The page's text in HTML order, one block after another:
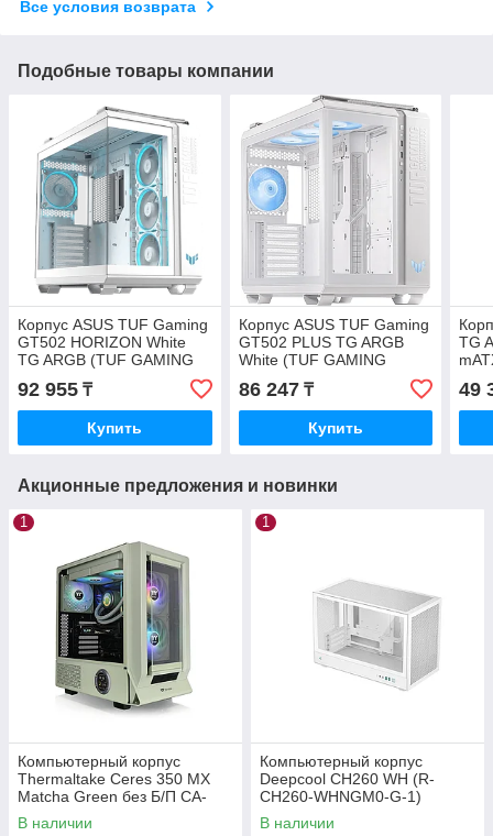
Все условия возврата
Подобные товары компании
Корпус ASUS TUF Gaming
GT502 HORIZON White
TG ARGB (TUF GAMING
GT502 HORIZON TG
ARGB WHITE)
92 955 ₸
Купить
Корпус ASUS TUF Gaming
GT502 PLUS TG ARGB
White (TUF GAMING
GT502 PLUS TG ARGB
WHITE)
86 247₸
Купить
TG
49
Акционные предложения и новинки
1
Компьютерный корпус
Thermaltake Ceres 350 MX
Matcha Green без Б/П CA-
1Z3-00MEWN-00
В наличии
1
Компьютерный корпус
Deepcool CH260 WH (R-
CH260-WHNGM0-G-1)
В наличии